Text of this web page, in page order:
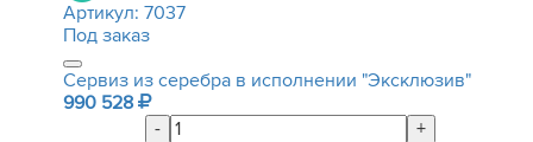
Артикул: 7037
Под заказ
Сервиз из серебра в исполнении "Эксклюзив"
990 528
-
+